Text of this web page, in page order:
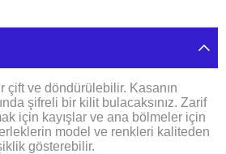
çift ve döndürülebilir. Kasanın
şifreli bir kilit bulacaksınız. Zarif
için kayışlar ve ana bölmeler için
model ve renkleri kaliteden
gösterebilir.